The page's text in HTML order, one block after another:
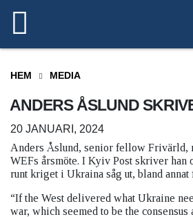
HEM MEDIA
ANDERS ÅSLUND
20 JANUARI, 2024
Anders Åslund, senior fellow Frivärld,
WEFs årsmöte. I Kyiv Post skriver han
runt kriget i Ukraina såg ut, bland annat
“If the West delivered what Ukraine
war, which seemed to be the consensus